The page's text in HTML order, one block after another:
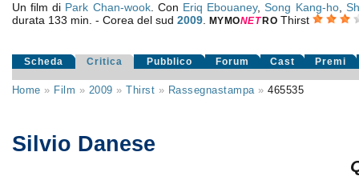
Un film di Park Chan-wook. Con Eriq Ebouaney,Song Kang-ho,
durata 133 min. - Corea del sud 2009. MYMONET RO Thirst
Scheda Critica Pubblico Forum Cast Premi
Home » Film » 2009 »Thirst » Rassegnastampa»465535
Silvio Danese